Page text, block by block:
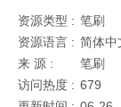
资源类型 : 笔刷
资源语言 : 简体中
来 源 :
笔刷
访问热度 : 679